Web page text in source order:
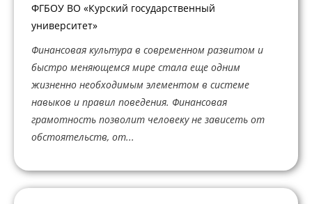
ФГБОУ ВО «Курский государственный
университет»
Финансовая культура в современном развитом и
быстро меняющемся мире стала еще одним
жизненно необходимым элементом в системе
навыков и правил поведения. Финансовая
грамотность позволит человеку не зависеть от
обстоятельств, от...